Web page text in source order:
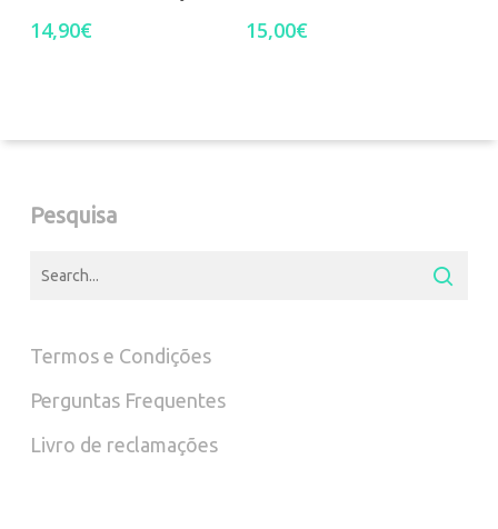
has
14,90€ 15,00€
Pesquisa
Termos e Condições
Perguntas Frequentes
Livro de reclamações